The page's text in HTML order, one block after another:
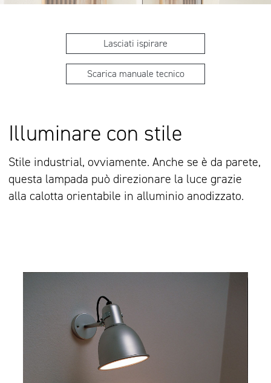
Lasciati ispirare
Scarica manuale tecnico
Illuminare con stile
Stile industrial, ovviamente. Anche se è da parete,
questa lampada può direzionare la luce grazie
alla calotta orientabile in alluminio anodizzato.